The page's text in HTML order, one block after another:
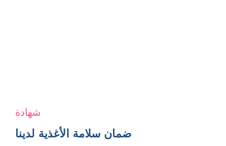
شهادة
ضمان سلامة الأغذية لدينا